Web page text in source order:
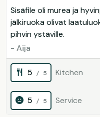
Sisäfile oli murea ja
jälkiruoka olivat
pihvin ystäville.
- Aija
5 / 5 Kitchen
5 / 5 Service